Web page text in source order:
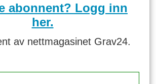
abonnent? Logg inn
her.
av nettmagasinet Grav24.